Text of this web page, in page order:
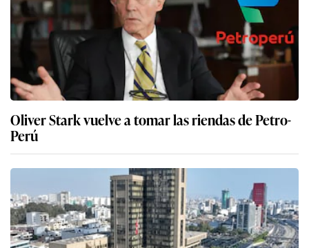
Oliver Stark vuelve a tomar las riendas de Petro-
Perú